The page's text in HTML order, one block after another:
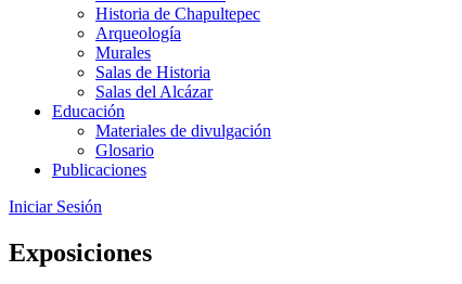
Historia de Chapultepec
Arqueología
Murales
Salas de Historia
Salas del Alcázar
Educación
Materiales de divulgación
Glosario
Publicaciones
Iniciar Sesión
Exposiciones